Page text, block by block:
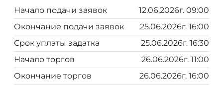
Начало подачи заявок
12.06.2026г. 09:00
Окончание подачи заявок
25.06.2026г. 16:00
Срок уплаты задатка
25.06.2026г. 16:30
Начало торгов
26.06.2026г. 11:00
Окончание торгов
26.06.2026г. 16:00